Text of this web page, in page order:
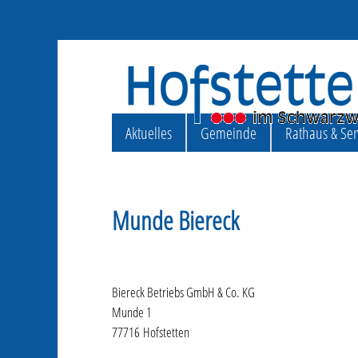
Aktuelles Gemeinde Rathaus &
Munde Biereck
Biereck Betriebs GmbH & Co. KG
Munde 1
77716 Hofstetten